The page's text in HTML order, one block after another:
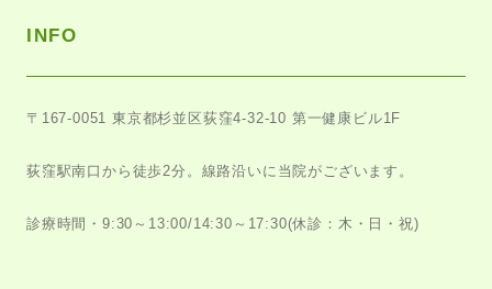
INFO
〒167-0051 東京都杉並区荻窪4-32-10 第一健康ビル1F
荻窪駅南口から徒歩2分。 線路沿いに当院がございます。
診療時間・9:30～13:00/14:30～17:30(休診：木・日・祝)